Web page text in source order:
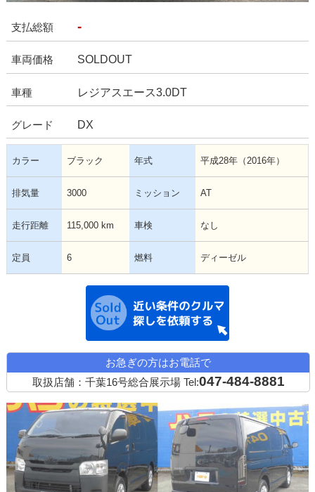
支払総額 -
車両価格 SOLDOUT
車種 レジアスエース3.0DT
グレード DX
カラー ブラック 年式 平成28年（2016年）
排気量 3000 ミッション AT
走行距離 115,000 km 車検 なし
定員 6 燃料 ディーゼル
お急ぎの方はお電話で
取扱店舗：千葉16号総合展示場 Tel:047-484-8881